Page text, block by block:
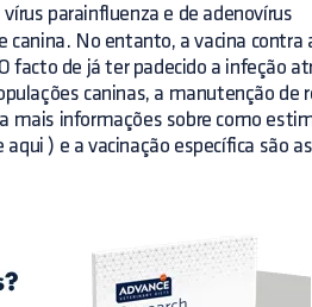
parainfluenza e de adenovírus
No entanto, a vacina contra
facto de já ter padecido a infeção
caninas, a manutenção de
mais informações sobre como
aqui ) e a vacinação específica são